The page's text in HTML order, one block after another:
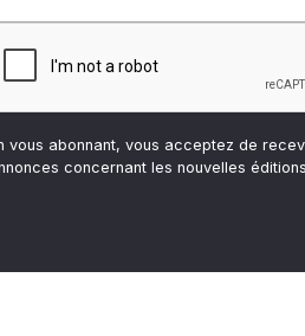
vous abonnant, vous acceptez de
concernant les nouvelles